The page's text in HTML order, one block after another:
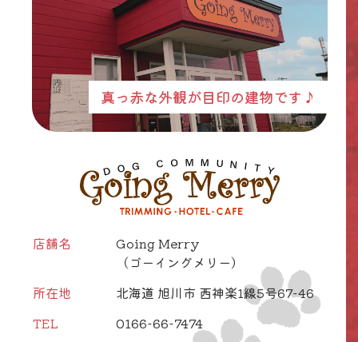
真っ赤な外観が目印の建物です♪
店舗名
Going Merry
（ゴーイングメリー）
所在地
北海道 旭川市 西神楽1線5号67-46
TEL
0166-66-7474